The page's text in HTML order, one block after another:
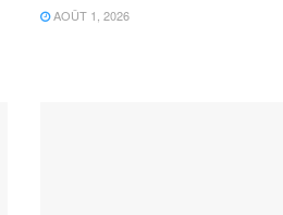
AOÛT 1, 2026